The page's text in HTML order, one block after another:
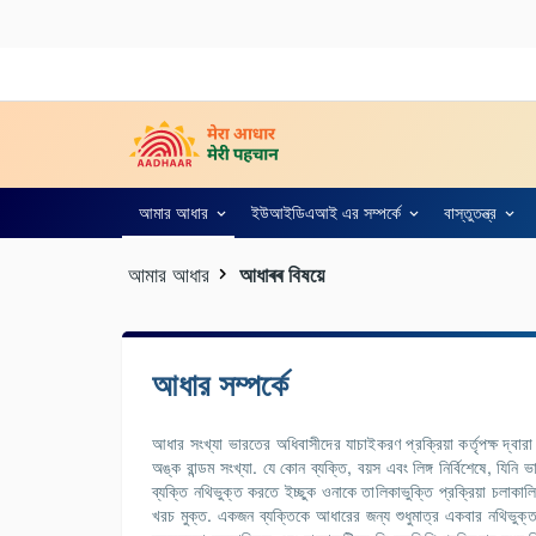
আমার আধার ইউআইডিএআই এর সম্পর্কে বাস্তুতন্ত্র
আমার আধার আধাৰৰ বিষয়ে
আধার সম্পর্কে
আধার সংখ্যা ভারতের অধিবাসীদের যাচাইকরণ প্রক্রিয়া কর্তৃপক্ষ
অঙ্ক রান্ডম সংখ্যা. যে কোন ব্যক্তি, বয়স এবং লিঙ্গ নির্বিশেষে,
ব্যক্তি নথিভুক্ত করতে ইচ্ছুক ওনাকে তালিকাভুক্তি প্রক্রিয়া
খরচ মুক্ত. একজন ব্যক্তিকে আধারের জন্য শুধুমাত্র একবার